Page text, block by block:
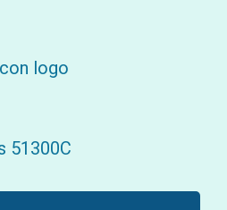
logo
51300C